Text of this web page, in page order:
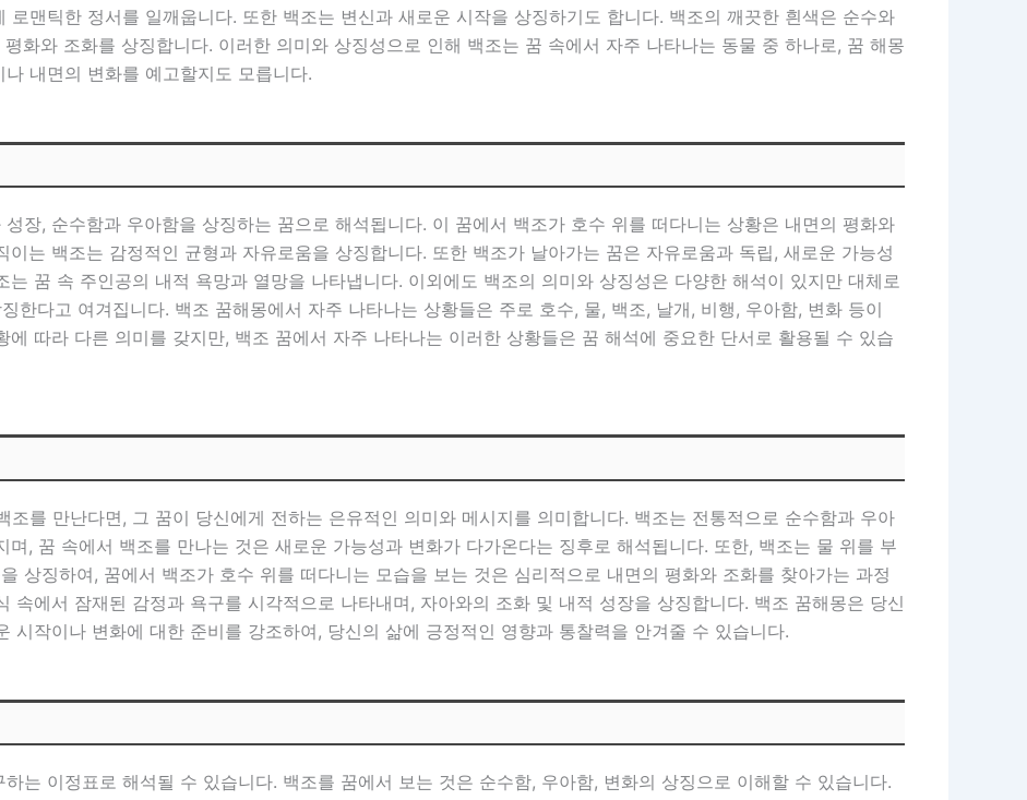
로맨틱한 정서를 일깨웁니다. 또한 백조는 변신과 새로운 시작을 상징하기도 합니다. 백조의 깨끗한 흰색은 순수와
화와 조화를 상징합니다. 이러한 의미와 상징성으로 인해 백조는 꿈 속에서 자주 나타나는 동물 중 하나로, 꿈 해몽
내면의 변화를 예고할지도 모릅니다.
장, 순수함과 우아함을 상징하는 꿈으로 해석됩니다. 이 꿈에서 백조가 호수 위를 떠다니는 상황은 내면의 평화와
는 백조는 감정적인 균형과 자유로움을 상징합니다. 또한 백조가 날아가는 꿈은 자유로움과 독립, 새로운 가능성
는 꿈 속 주인공의 내적 욕망과 열망을 나타냅니다. 이외에도 백조의 의미와 상징성은 다양한 해석이 있지만 대체로
한다고 여겨집니다. 백조 꿈해몽에서 자주 나타나는 상황들은 주로 호수, 물, 백조, 날개, 비행, 우아함, 변화 등이
에 따라 다른 의미를 갖지만, 백조 꿈에서 자주 나타나는 이러한 상황들은 꿈 해석에 중요한 단서로 활용될 수 있습
조를 만난다면, 그 꿈이 당신에게 전하는 은유적인 의미와 메시지를 의미합니다. 백조는 전통적으로 순수함과 우아
며, 꿈 속에서 백조를 만나는 것은 새로운 가능성과 변화가 다가온다는 징후로 해석됩니다. 또한, 백조는 물 위를 부
상징하여, 꿈에서 백조가 호수 위를 떠다니는 모습을 보는 것은 심리적으로 내면의 평화와 조화를 찾아가는 과정
속에서 잠재된 감정과 욕구를 시각적으로 나타내며, 자아와의 조화 및 내적 성장을 상징합니다. 백조 꿈해몽은 당신
시작이나 변화에 대한 준비를 강조하여, 당신의 삶에 긍정적인 영향과 통찰력을 안겨줄 수 있습니다.
는 이정표로 해석될 수 있습니다. 백조를 꿈에서 보는 것은 순수함, 우아함, 변화의 상징으로 이해할 수 있습니다.